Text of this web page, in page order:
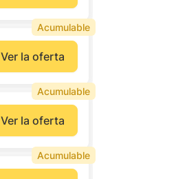
Ver la oferta
Acumulable
Ver la oferta
Acumulable
Acumulable